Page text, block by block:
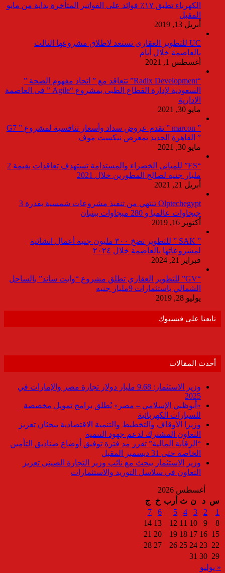
الكهرباء تطبق ١٧٪ فوائد على الفواتير المتأخرة بداية من مايو
المقبل
أبريل 13, 2019
UC للتطوير العقارى تستعد لاطلاق مشروعها الثالث
بالعاصمة خلال أيام
أغسطس 1, 2021
“Radix Development” تتعاقد مع ” اتحاد مفهوم الصحة ”
السعودية لإدارة القطاع الطبى بمشروع “Agile ” فى العاصمة
الإدارية
مايو 30, 2021
” marcon ” تقدم عروض سداد وأسعار تنافسية لمشروع ” G7
” القاهرة الجديد بمعرض نيكست موف
مايو 30, 2021
“ES” للمبانى الخضراء والمستدامة تستهدف تعاقدات بقيمة 2
مليار جنيه لصالح المطورين خلال 2021
أبريل 21, 2021
Olptechegypt تنتهي من تنفيذ مشروعات شمسية بقدرة 3
جيجاوات عالميا و 280 ميجاوات ببنبان
أكتوبر 16, 2019
” SAK ” للتطوير تضخ ٣٠٠ مليون جنيه أعمال انشائية
لمشروعاتها بالعاصمة خلال ٢٠٢٤
فبراير 21, 2024
“GV” للتطوير العقاري تطلق مشروع “وايت ساند” بالساحل
الشمالي باستثمارات 9مليار جنيه
يوليو 28, 2019
تابعنا على فيسبوك
أحدث المقالات
وزير الاستثمار: 9.68 مليار دولار تجارة مصر والإمارات في
2025
«أبوظبي الإسلامي – مصر» يُطلق برامج تمويل مخصصة
للسيارات الكهربائية
وزيرا الأوقاف والتخطيط والتنمية الاقتصادية يبحثان تعزيز
التعاون المشترك لدعم جهود التنمية
“الرقابة المالية” تقرر مد فترة توفيق أوضاع صناديق التأمين
الخاصة حتى 31 ديسمبر المقبل
وزير الاستثمار يبحث مع نائب وزير التجارة الصيني تعزيز
التعاون في سلاسل التوريد والاستثمارات
أغسطس 2026
س د ن ث أرب خ
ج
1
2
3
4
5
6
7
8
9
10
11
12
13
14
15
16
17
18
19
20
21
22
23
24
25
26
27
28
29
30
31
« يوليو